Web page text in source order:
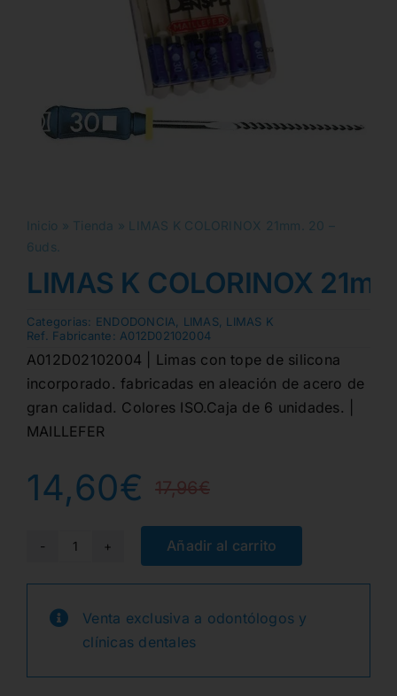
Inicio » Tienda »
LIMAS K COLORINOX 21mm. 20 –
6uds.
LIMAS K COLORINOX
Categorias: ENDODONCIA LIMAS, LIMAS K
Ref. Fabricante: A012D02102004
A012D02102004 | Limas con tope de silicona
incorporado. fabricadas en aleación de acero de
gran calidad. Colores ISO.Caja de 6 unidades. |
MAILLEFER
17,96€El
precio
original
era:
17,96€.
14,60€
El
precio
actual
es:
14,60€.
LIMAS
K
21mm.
20
-
Añadir al carrito
Venta exclusiva a odontólogos y
clínicas dentales